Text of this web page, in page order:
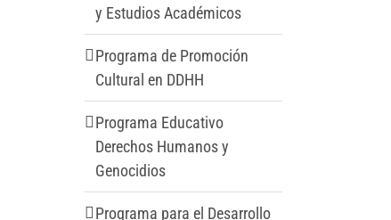
y Estudios Académicos
Programa de Promoción
Cultural en DDHH
Programa Educativo
Derechos Humanos y
Genocidios
Programa para el Desarrollo